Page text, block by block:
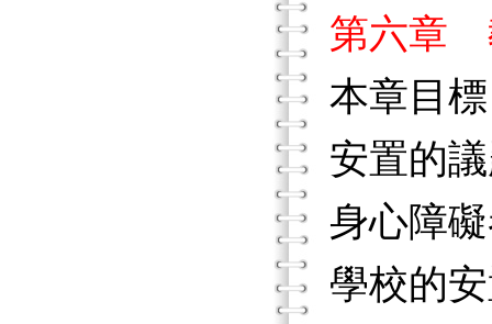
第六章
本章目標
安置的
身心障
學校的